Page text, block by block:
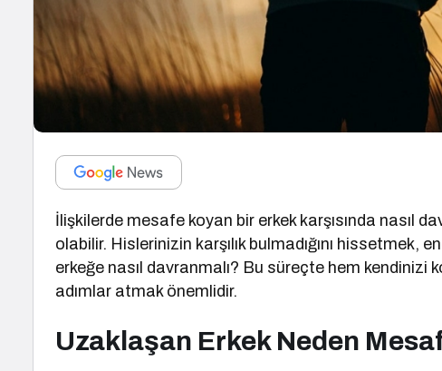
İlişkilerde mesafe koyan bir erkek karşısında nasıl
olabilir. Hislerinizin karşılık bulmadığını hissetmek,
erkeğe nasıl davranmalı? Bu süreçte hem kendinizi
adımlar atmak önemlidir.
Uzaklaşan Erkek Neden